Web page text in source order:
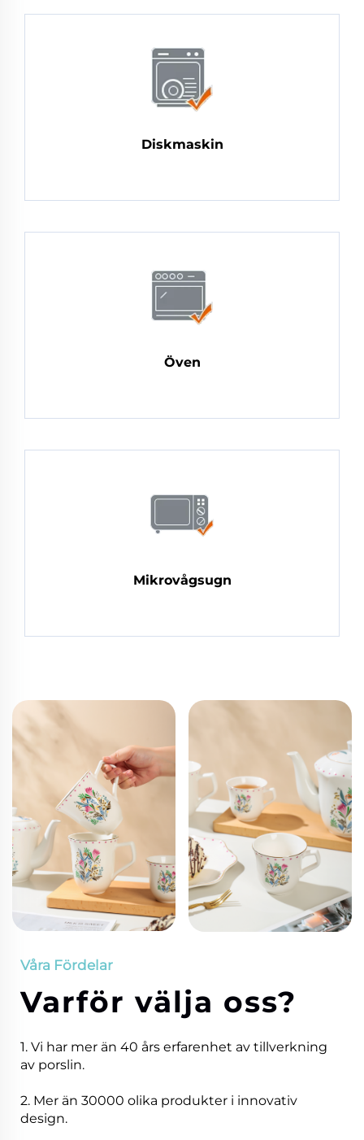
Diskmaskin
Öven
Mikrovågsugn
Våra Fördelar
Varför välja oss?
1. Vi har mer än 40 års erfarenhet av tillverkning
av porslin.
2. Mer än 30000 olika produkter i innovativ
design.